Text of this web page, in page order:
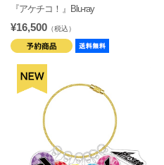
『アケチコ！』Blu-ray
¥16,500 （税込）